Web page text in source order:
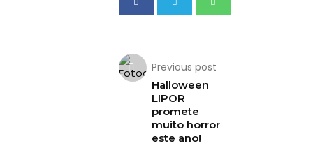
Previous post
Halloween
LIPOR
promete
muito horror
este ano!